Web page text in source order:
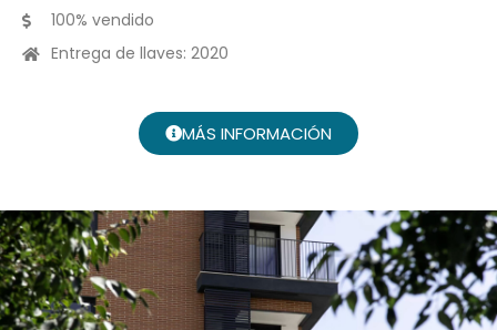
100% vendido
Entrega de llaves: 2020
MÁS INFORMACIÓN